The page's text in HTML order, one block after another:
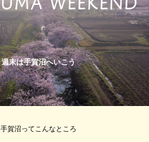
週末は手賀沼へいこう
手賀沼ってこんなところ